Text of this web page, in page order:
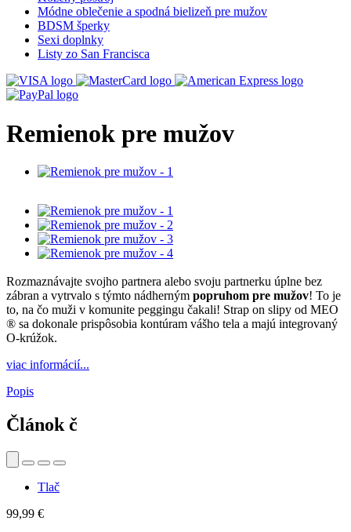
Módne oblečenie a spodná bielizeň pre mužov
BDSM šperky
Sexi doplnky
Listy zo San Francisca
Remienok pre mužov
Rozmaznávajte svojho partnera alebo svoju partnerku úplne bez
zábran a vytrvalo s týmto nádherným popruhom pre mužov! To je
to, na čo muži v komunite peggingu čakali! Strap on slipy od MEO
® sa dokonale prispôsobia kontúram vášho tela a majú integrovaný
O-krúžok.
viac informácií...
Popis
Článok č
Tlač
99,99 €